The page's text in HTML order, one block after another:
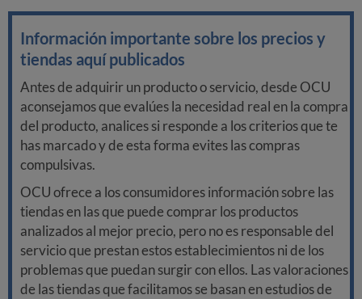
Información importante sobre los precios y
tiendas aquí publicados
Antes de adquirir un producto o servicio, desde OCU
aconsejamos que evalúes la necesidad real en la compra
del producto, analices si responde a los criterios que te
has marcado y de esta forma evites las compras
compulsivas.
OCU ofrece a los consumidores información sobre las
tiendas en las que puede comprar los productos
analizados al mejor precio, pero no es responsable del
servicio que prestan estos establecimientos ni de los
problemas que puedan surgir con ellos. Las valoraciones
de las tiendas que facilitamos se basan en estudios de